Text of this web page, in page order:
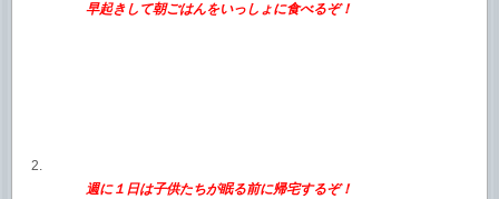
早起きして朝ごはんをいっしょに食べるぞ！
週に１日は子供たちが眠る前に帰宅するぞ！